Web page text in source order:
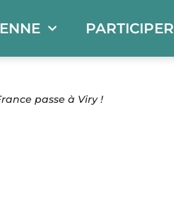
PARTICIPER
passe à Viry !